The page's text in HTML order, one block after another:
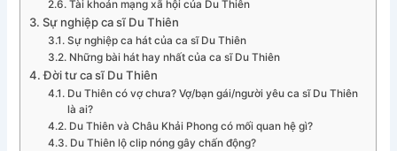
Tài khoản mạng xã hội của Du Thiên
Sự nghiệp ca sĩ Du Thiên
Sự nghiệp ca hát của ca sĩ Du Thiên
Những bài hát hay nhất của ca sĩ Du Thiên
Đời tư ca sĩ Du Thiên
Du Thiên có vợ chưa? Vợ/bạn gái/người yêu ca sĩ Du Thiên
là ai?
Du Thiên và Châu Khải Phong có mối quan hệ gì?
Du Thiên lộ clip nóng gây chấn động?